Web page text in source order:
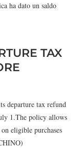
ha dato un saldo
TAX
departure tax refund
1.The policy allows
eligible purchases